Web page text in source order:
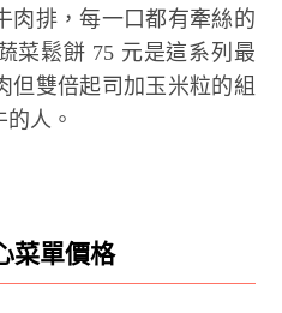
肉排，每一口都有牽絲的
菜鬆餅 75 元是這系列最
但雙倍起司加玉米粒的組
人。
菜單價格